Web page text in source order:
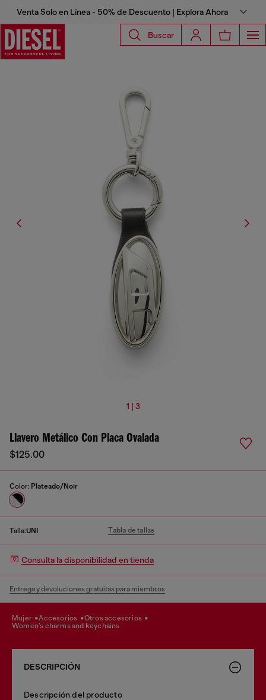
Venta Solo en Línea - 50% de Descuento | Explora Ahora
Buscar
1 | 3
Llavero Metálico Con Placa Ovalada
$125.00
Color: Plateado/Noir
Talla:UNI Tabla de tallas
Consulta la disponibilidad en tienda
Entrega y devoluciones gratuitas para miembros
mujer accesorios
otros accesorios
women's charms and keychains
DESCRIPCIÓN
Descripción del producto